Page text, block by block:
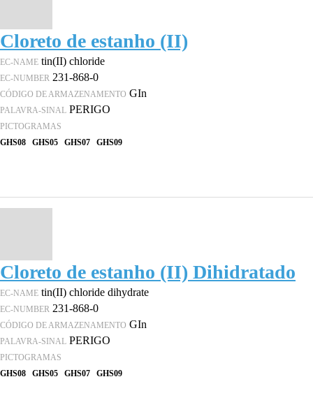
Cloreto de estanho (II)
EC-NAME tin(II) chloride
EC-NUMBER 231-868-0
CÓDIGO DE ARMAZENAMENTO GIn
PALAVRA-SINAL PERIGO
PICTOGRAMAS
GHS08
GHS05 GHS07 GHS09
Cloreto de estanho (II) Dihidratado
EC-NAME tin(II) chloride dihydrate
EC-NUMBER 231-868-0
CÓDIGO DE ARMAZENAMENTO GIn
PALAVRA-SINAL PERIGO
PICTOGRAMAS
GHS08
GHS05 GHS07 GHS09